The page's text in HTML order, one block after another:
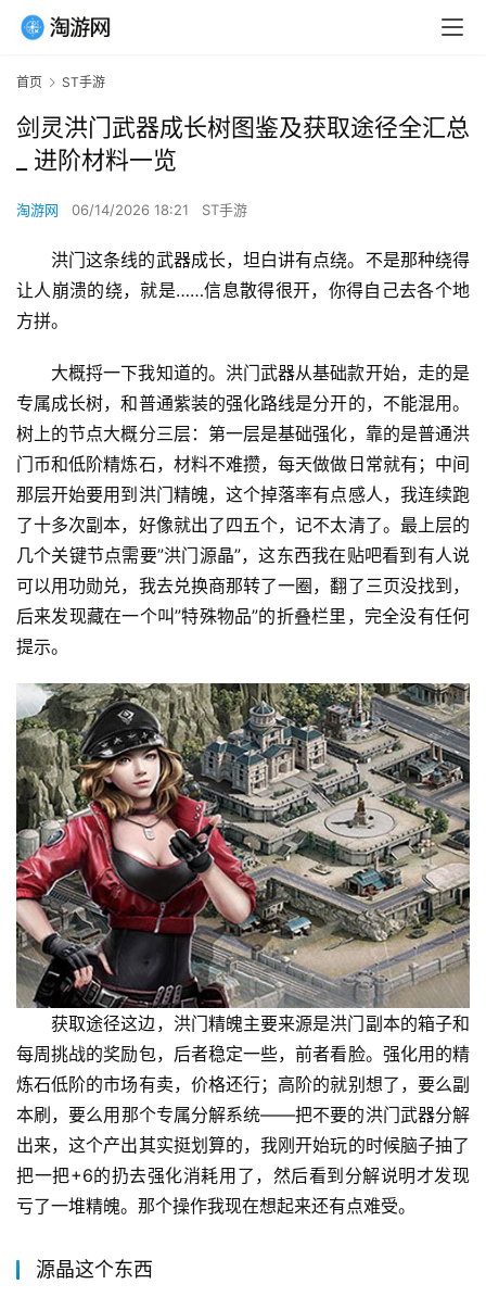
首页 ST手游
剑灵洪门武器成长树图鉴及获取途径全汇总
_ 进阶材料一览
淘游网 06/14/2026 18:21 ST手游
洪门这条线的武器成长，坦白讲有点绕。不是那种绕得
让人崩溃的绕，就是……信息散得很开，你得自己去各个地
方拼。
大概捋一下我知道的。洪门武器从基础款开始，走的是
专属成长树，和普通紫装的强化路线是分开的，不能混用。
树上的节点大概分三层：第一层是基础强化，靠的是普通洪
门币和低阶精炼石，材料不难攒，每天做做日常就有；中间
那层开始要用到洪门精魄，这个掉落率有点感人，我连续跑
了十多次副本，好像就出了四五个，记不太清了。最上层的
几个关键节点需要”洪门源晶”，这东西我在贴吧看到有人说
可以用功勋兑，我去兑换商那转了一圈，翻了三页没找到，
后来发现藏在一个叫”特殊物品”的折叠栏里，完全没有任何
提示。
获取途径这边，洪门精魄主要来源是洪门副本的箱子和
每周挑战的奖励包，后者稳定一些，前者看脸。强化用的精
炼石低阶的市场有卖，价格还行；高阶的就别想了，要么副
本刷，要么用那个专属分解系统——把不要的洪门武器分解
出来，这个产出其实挺划算的，我刚开始玩的时候脑子抽了
把一把+6的扔去强化消耗用了，然后看到分解说明才发现
亏了一堆精魄。那个操作我现在想起来还有点难受。
源晶这个东西